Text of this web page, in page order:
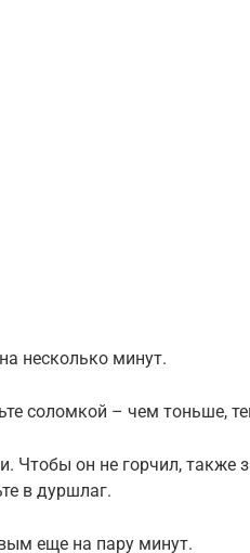
несколько минут.
соломкой – чем тоньше,
Чтобы он не горчил, также
в дуршлаг.
еще на пару минут.